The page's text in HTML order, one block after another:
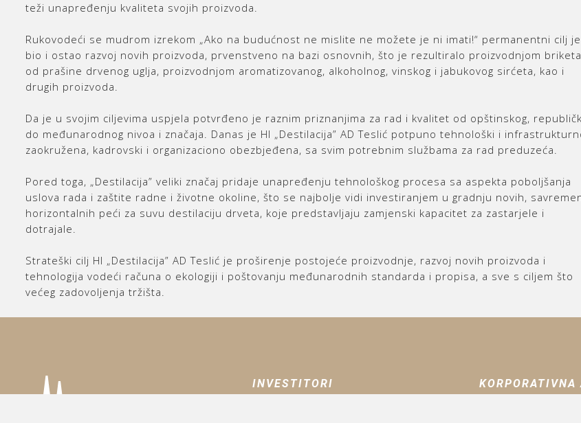
teži unapređenju kvaliteta svojih proizvoda.
Rukovodeći se mudrom izrekom „Ako na budućnost ne mislite ne možete je ni imati!“ permanentni cilj je
bio i ostao razvoj novih proizvoda, prvenstveno na bazi osnovnih, što je rezultiralo proizvodnjom briketa
od prašine drvenog uglja, proizvodnjom aromatizovanog, alkoholnog, vinskog i jabukovog sirćeta, kao i
drugih proizvoda.
Da je u svojim ciljevima uspjela potvrđeno je raznim priznanjima za rad i kvalitet od opštinskog,
do međunarodnog nivoa i značaja. Danas je HI „Destilacija” AD Teslić potpuno tehnološki i
zaokružena, kadrovski i organizaciono obezbjeđena, sa svim potrebnim službama za rad preduzeća.
Pored toga, „Destilacija” veliki značaj pridaje unapređenju tehnološkog procesa sa aspekta poboljšanja
uslova rada i zaštite radne i životne okoline, što se najbolje vidi investiranjem u gradnju novih,
horizontalnih peći za suvu destilaciju drveta, koje predstavljaju zamjenski kapacitet za zastarjele i
dotrajale.
Strateški cilj HI „Destilacija” AD Teslić je proširenje postojeće proizvodnje, razvoj novih proizvoda i
tehnologija vodeći računa o ekologiji i poštovanju međunarodnih standarda i propisa, a sve s ciljem što
većeg zadovoljenja tržišta.
INVESTITORI